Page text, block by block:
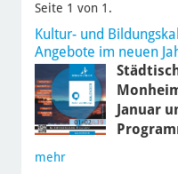
Seite 1 von 1.
Kultur- und
Angebote im neuen
Januar
mehr